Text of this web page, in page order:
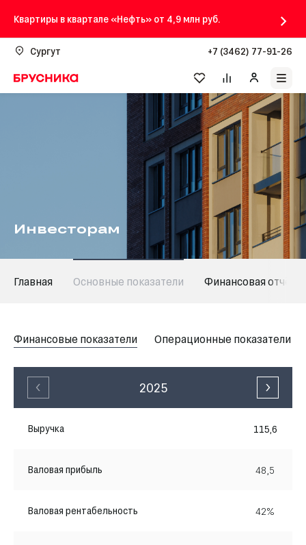
Квартиры в квартале «Нефть» от 4,9 млн руб.
Сургут +7 (3462) 77-91-26
Инвесторам
Главная Основные показатели Финансовая
Финансовые показатели Операционные показатели
2025
Выручка
Валовая прибыль
Валовая рентабельность
115,6
48,5
42%